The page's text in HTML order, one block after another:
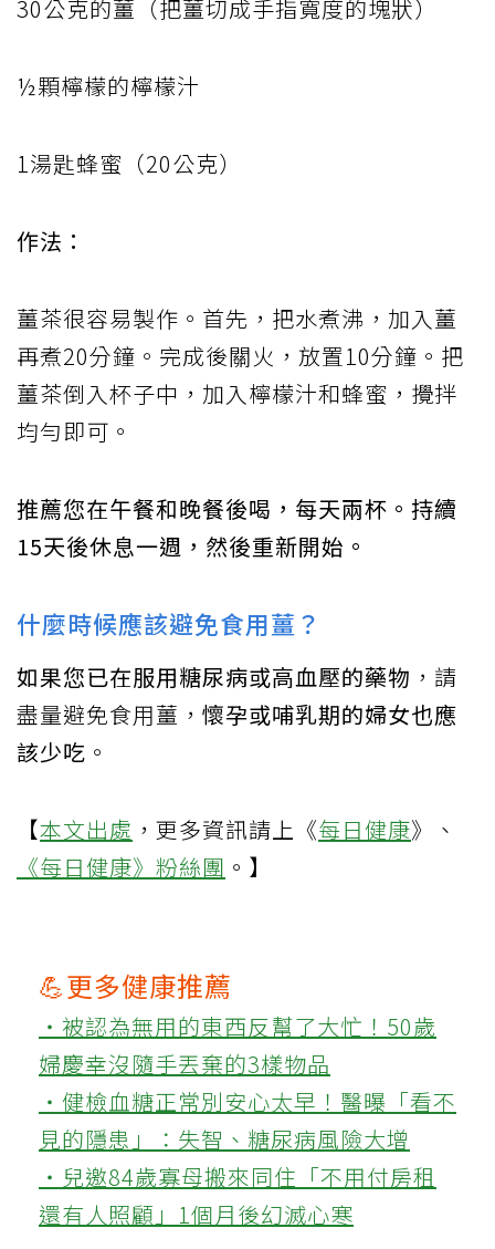
30公克的薑（把薑切成手指寬度的塊狀）
½顆檸檬的檸檬汁
1湯匙蜂蜜（20公克）
作法：
薑茶很容易製作。首先，把水煮沸，加入薑
再煮20分鐘。完成後關火，放置10分鐘。把
薑茶倒入杯子中，加入檸檬汁和蜂蜜，攪拌
均勻即可。
推薦您在午餐和晚餐後喝，每天兩杯。持續
15天後休息一週，然後重新開始。
什麼時候應該避免食用薑？
如果您已在服用糖尿病或高血壓的藥物 ，請
盡量避免食用薑， 懷孕或哺乳期的婦女也應
該少吃 。
【本文出處 ，更多資訊請上《每日健康》、
《每日健康》粉絲團 。】
💪更多健康推薦
‧被認為無用的東西反幫了大忙！50歲
婦慶幸沒隨手丟棄的3樣物品
‧健檢血糖正常別安心太早！醫曝「看不
見的隱患」：失智、糖尿病風險大增
‧兒邀84歲寡母搬來同住「不用付房租
還有人照顧」1個月後幻滅心寒